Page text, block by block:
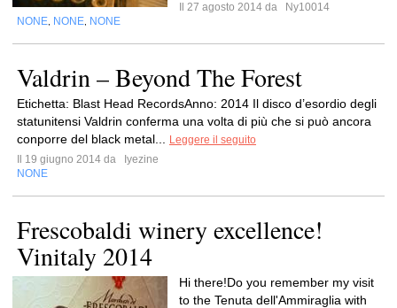
Il 27 agosto 2014 da
Ny10014
NONE NONE NONE
Valdrin – Beyond The Forest
Etichetta: Blast Head RecordsAnno: 2014 Il disco d’esordio degli
statunitensi Valdrin conferma una volta di più che si può ancora
conporre del black metal...
Leggere il seguito
Il 19 giugno 2014 da
Iyezine
NONE
Frescobaldi winery excellence!
Vinitaly 2014
Hi there!Do you remember my visit
to the Tenuta dell'Ammiraglia with